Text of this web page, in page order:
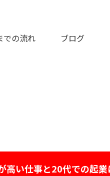
での流れ ブログ
高い仕事と20代での起